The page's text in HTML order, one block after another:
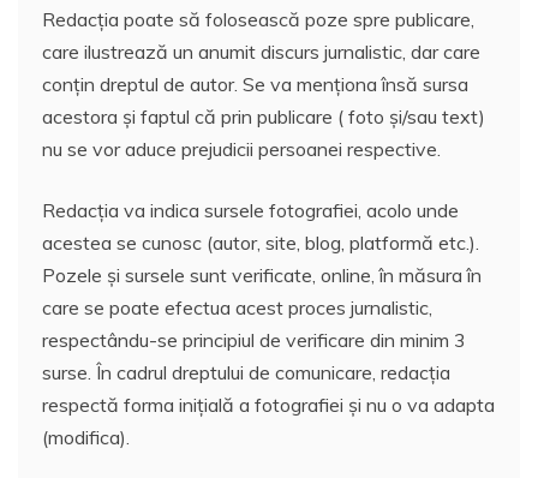
Redacția poate să folosească poze spre publicare,
care ilustrează un anumit discurs jurnalistic, dar care
conțin dreptul de autor. Se va menționa însă sursa
acestora și faptul că prin publicare ( foto și/sau text)
nu se vor aduce prejudicii persoanei respective.
Redacția va indica sursele fotografiei, acolo unde
acestea se cunosc (autor, site, blog, platformă etc.).
Pozele și sursele sunt verificate, online, în măsura în
care se poate efectua acest proces jurnalistic,
respectându-se principiul de verificare din minim 3
surse. În cadrul dreptului de comunicare, redacția
respectă forma inițială a fotografiei și nu o va adapta
(modifica).